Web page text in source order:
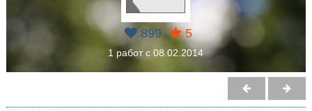
899 5
1 работ с 08.02.2014